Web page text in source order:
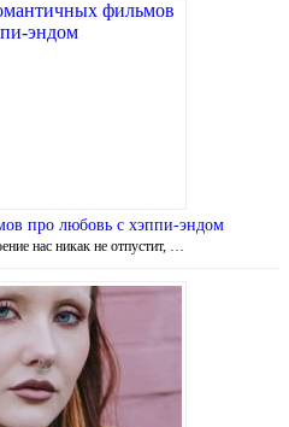
про любовь с хэппи-эндом
нас никак не отпустит, …